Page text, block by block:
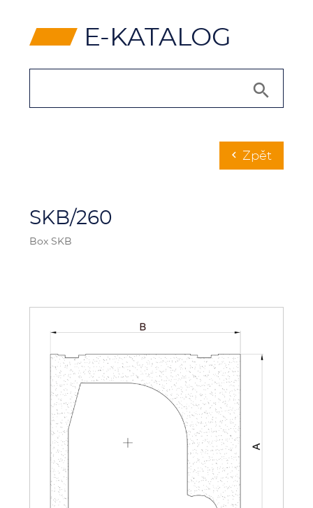
⸠ E-KATALOG
chevron_left Zpět
SKB/260
Box SKB